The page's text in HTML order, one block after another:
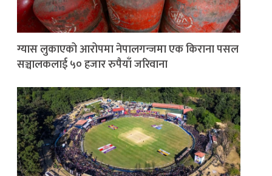
ग्यास लुकाएको आरोपमा नेपालगन्जमा एक किराना पसल
सञ्चालकलाई ५० हजार रुपैयाँ जरिवाना